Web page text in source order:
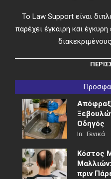
Το Law Support είναι
παρέχει έγκαιρη και
Οδηγός
In: Γενικά
Κόστος
πριν